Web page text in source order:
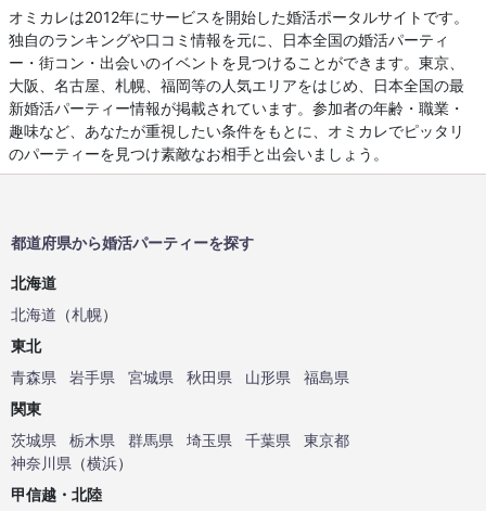
オミカレは2012年にサービスを開始した婚活ポータルサイトです。
独自のランキングや口コミ情報を元に、日本全国の婚活パーティ
ー・街コン・出会いのイベントを見つけることができます。東京、
大阪、名古屋、札幌、福岡等の人気エリアをはじめ、日本全国の最
新婚活パーティー情報が掲載されています。参加者の年齢・職業・
趣味など、あなたが重視したい条件をもとに、オミカレでピッタリ
のパーティーを見つけ素敵なお相手と出会いましょう。
都道府県から婚活パーティーを探す
北海道
北海道 （札幌）
東北
青森県
岩手県 宮城県 秋田県 山形県
福島県
関東
茨城県
栃木県 群馬県 埼玉県 千葉県
東京都
神奈川県 （横浜）
甲信越・北陸